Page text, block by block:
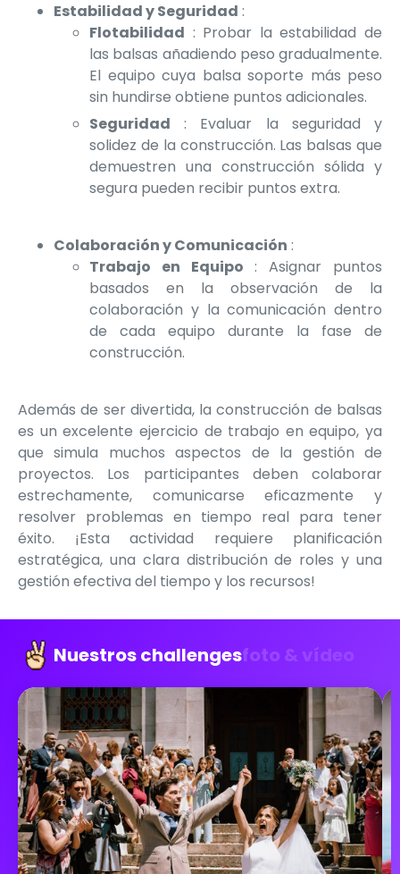
Estabilidad y Seguridad :
Flotabilidad : Probar la estabilidad de
las balsas añadiendo peso gradualmente.
El equipo cuya balsa soporte más peso
sin hundirse obtiene puntos adicionales.
Seguridad : Evaluar la seguridad y
solidez de la construcción. Las balsas que
demuestren una construcción sólida y
segura pueden recibir puntos extra.
Colaboración y Comunicación :
Trabajo en Equipo : Asignar puntos
basados en la observación de la
colaboración y la comunicación dentro
de cada equipo durante la fase de
construcción.
Además de ser divertida, la construcción de balsas
es un excelente ejercicio de trabajo en equipo, ya
que simula muchos aspectos de la gestión de
proyectos. Los participantes deben colaborar
estrechamente, comunicarse eficazmente y
resolver problemas en tiempo real para tener
éxito. ¡Esta actividad requiere planificación
estratégica, una clara distribución de roles y una
gestión efectiva del tiempo y los recursos!
Nuestros challengesfoto & vídeo